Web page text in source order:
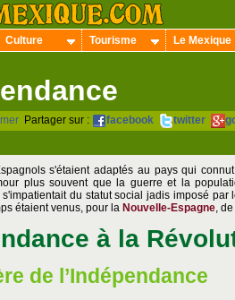
Culture Tourisme Le Mexique
Partager sur : facebook twitter
s'étaient adaptés au pays qui
plus souvent que la guerre et la
du statut social jadis imposé par
étaient venus, pour la Nouvelle-Espagne,
à la
de l’Indépendance